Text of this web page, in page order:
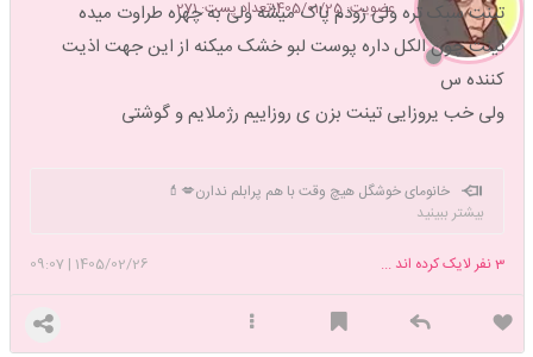
عضویت: 1405/01/25 تعداد پست: 271
تینت سبک تره ولی زودم پاک میشه ولی به چهره طراوت میده
تینت چون الکل داره پوست لبو خشک میکنه از این جهت اذیت
کننده س
ولی خب یروزایی تینت بزن ی روزاییم رژملایم و گوشتی
خانومای خوشگل هیچ وقت با هم پرابلم ندارن💋💄
بیشتر ببینید
1405/02/26
|
09:07 3نفر لایک کرده اند ...